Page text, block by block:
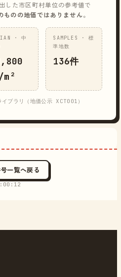
した市区町村単位の参考値で
ものの地価ではありません。
· 中
SAMPLES · 標
準地数
136件
ブラリ（地価公示 XCT001）
一覧へ戻る